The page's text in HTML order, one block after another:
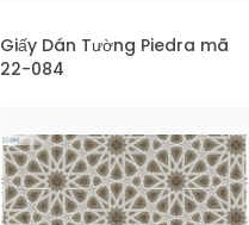
Giấy Dán Tường Piedra mã
22-084